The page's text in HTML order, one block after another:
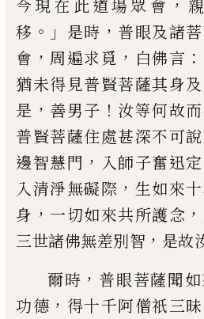
今現在此道場眾 會 ，
移 。」 是時 ， 普眼及諸菩
會 ， 周遍求覓 ， 白佛言
猶未得見普賢菩薩其身
是 ， 善男子 ！ 汝等何故
普賢菩薩住處甚深不可
邊智慧門 ， 入師子奮迅定
入清淨無礙際 ， 生如來
身 ， 一切如來共所護念 ，
三世諸佛無差別智 ， 是故
爾時 ， 普眼菩薩聞
功德 ， 得十千阿僧祇三昧